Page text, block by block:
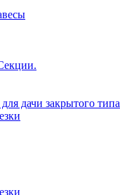
дачи закрытого типа